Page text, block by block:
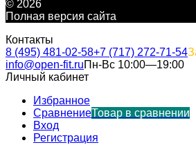
© 2026
Полная версия сайта
Контакты
8 (495) 481-02-58+7 (717) 272-71-54
info@open-fit.ruПн-Вс 10:00—19:00
Личный кабинет
Избранное
СравнениеТовар в сравнении
Вход
Регистрация